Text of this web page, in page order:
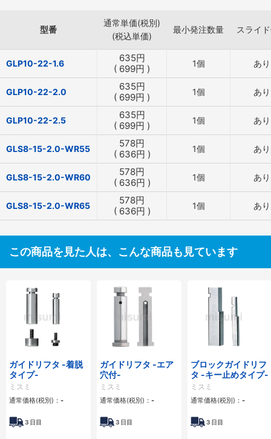
型番
通常単価(税別)
(税込単価)
最小発注数量 スライ
GLP10-22-1.6 635円
( 699円 ) 1個 あり
GLP10-22-2.0 635円
( 699円 ) 1個 あり
GLP10-22-2.5 635円
( 699円 ) 1個 あり
GLS8-15-2.0-WR55 578円
( 636円 ) 1個 あり
GLS8-15-2.0-WR60 578円
( 636円 ) 1個 あり
GLS8-15-2.0-WR65 578円
( 636円 ) 1個 あり
この商品を見た人は、こんな商品も見ています
ガイドリフタ -着脱
タイプ-
ミスミ
通常価格(税別)： -
3 日目
ガイドリフタ -エア
穴付-
ミスミ
通常価格(税別)： -
3 日目
ブロックガイドリフ
タ -キー止めタイプ-
ミスミ
通常価格(税別)： -
3 日目